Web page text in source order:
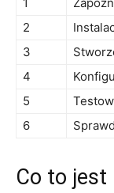
2
3
4
5
6
Co to jest⁤